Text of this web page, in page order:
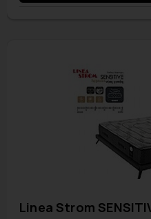
Linea Strom